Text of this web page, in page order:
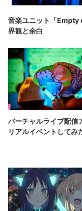
音楽ユニット「
界観と余白
バーチャルライブ配信
リアルイベントしてみ